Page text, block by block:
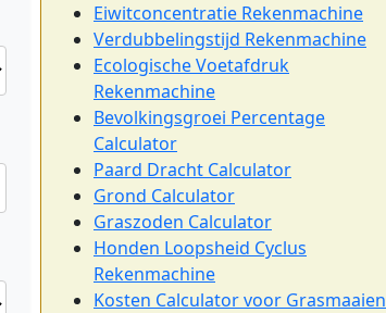
Eiwitconcentratie Rekenmachine
Verdubbelingstijd Rekenmachine
Ecologische Voetafdruk
Rekenmachine
Bevolkingsgroei Percentage
Calculator
Paard Dracht Calculator
Grond Calculator
Graszoden Calculator
Honden Loopsheid Cyclus
Rekenmachine
Kosten Calculator voor Grasmaaien